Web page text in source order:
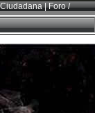
|Foro /